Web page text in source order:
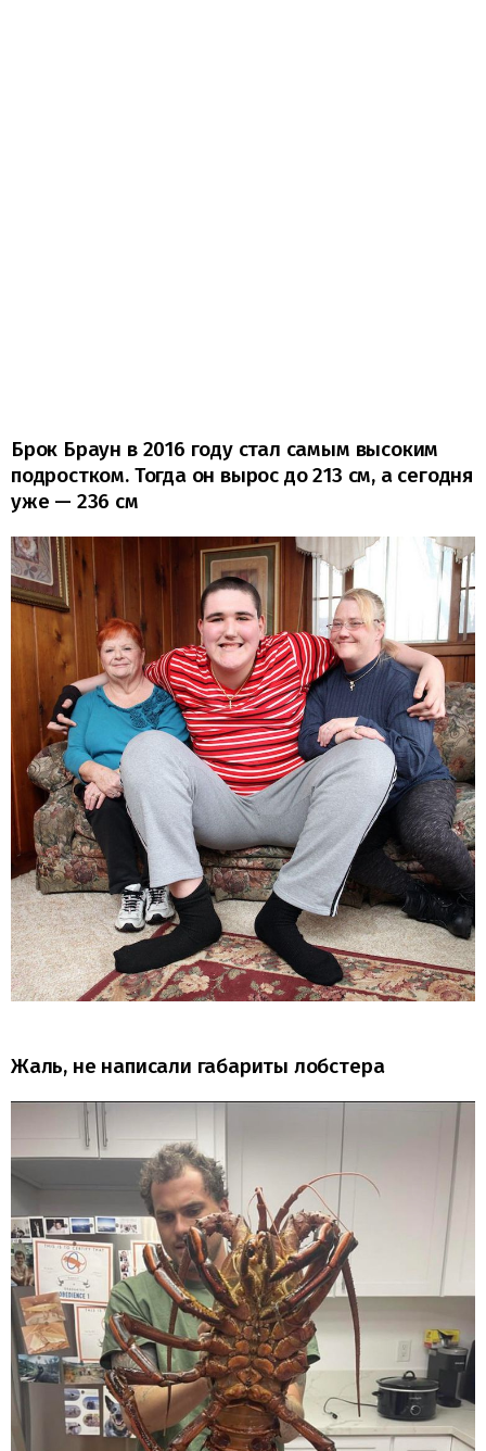
Брок Браун в 2016 году стал самым высоким
подростком. Тогда он вырос до 213 см, а сегодня
уже — 236 см
Жаль, не написали габариты лобстера